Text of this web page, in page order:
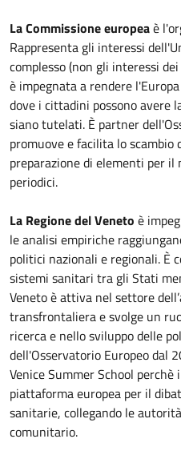
La Commissione europeaè
Rappresenta gli interessi
complesso (non gli interessi
è impegnata a rendere
dove i cittadini possono avere
siano tutelati. È partner
promuove e facilita lo scambio
preparazione di elementi per
periodici.
La Regione del Veneto è
le analisi empiriche
politici nazionali e regionali. È
sistemi sanitari tra gli Stati
Veneto è attiva nel settore
transfrontaliera e svolge un
ricerca e nello sviluppo delle
dell'Osservatorio Europeo dal
Venice Summer School
piattaforma europea per il
sanitarie, collegando le
comunitario.